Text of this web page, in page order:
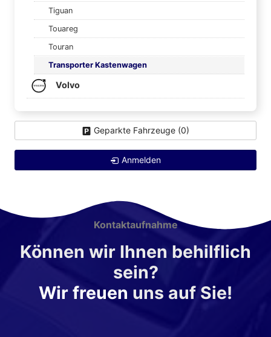
Tiguan
Touareg
Touran
Transporter Kastenwagen
Volvo
Geparkte Fahrzeuge (0)
Anmelden
Kontaktaufnahme
Können wir Ihnen behilflich
sein?
Wir freuen uns auf Sie!